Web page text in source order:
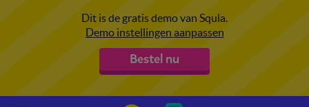
Dit is de gratis demo van Squla.
Demo instellingen aanpassen
Bestel nu